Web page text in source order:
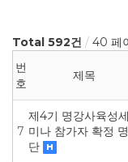
Total 592건
40 페
번
호
제목
7
제4기 명강사육성세
미나 참가자 확정 명
단